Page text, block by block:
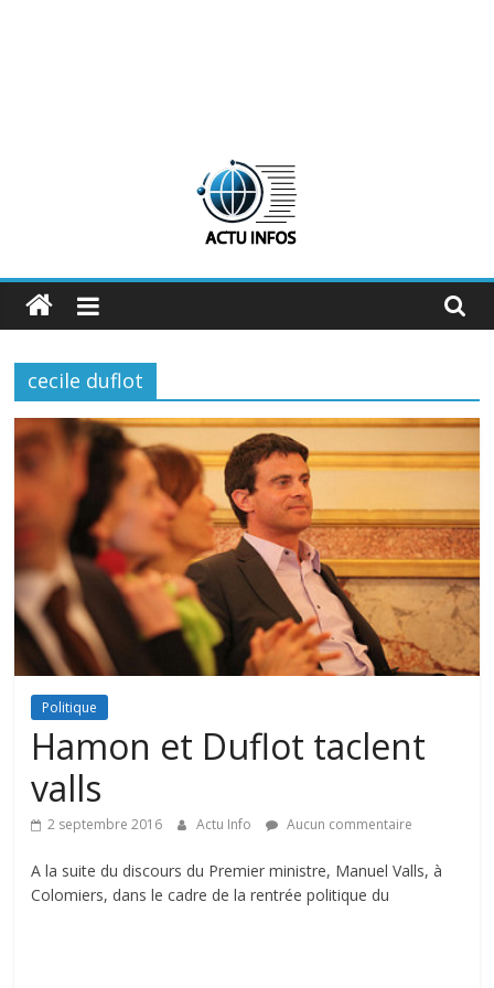
ActuInfos
De
des
infos
:
ActuInfos
cecile duflot
Politique
Hamon et Duflot taclent
valls
2 septembre 2016 Actu Info Aucun commentaire
A la suite du discours du Premier ministre, Manuel Valls, à
Colomiers, dans le cadre de la rentrée politique du